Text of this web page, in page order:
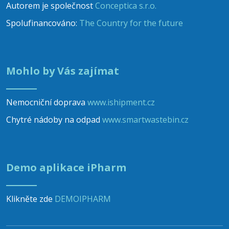
Autorem je společnostConceptica s.r.o.
Spolufinancováno: The Country for the future
Mohlo by Vás zajímat
Nemocniční doprava www.ishipment.cz
Chytré nádoby na odpad www.smartwastebin.cz
Demo aplikace iPharm
Klikněte zde DEMOIPHARM